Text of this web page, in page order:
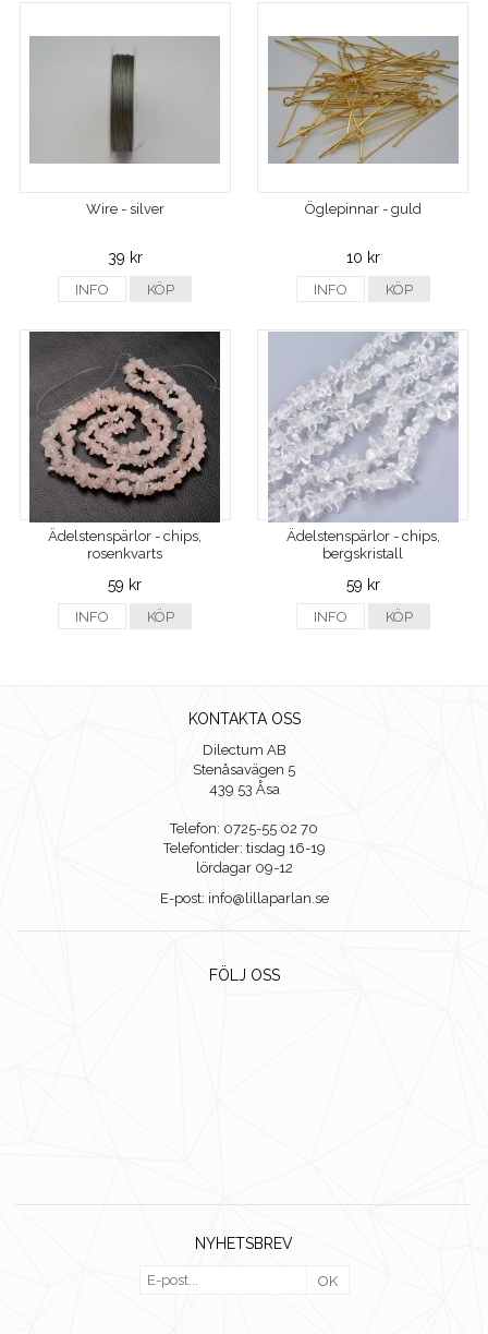
Wire - silver
39 kr
INFO KÖP
Öglepinnar - guld
10 kr
INFO KÖP
Ädelstenspärlor - chips,
rosenkvarts
59 kr
INFO KÖP
Ädelstenspärlor - chips,
bergskristall
59 kr
INFO KÖP
KONTAKTA OSS
Dilectum AB
Stenåsavägen 5
439 53 Åsa
Telefon: 0725-55 02 70
Telefontider: tisdag 16-19
lördagar 09-12
E-post: info@lillaparlan.se
FÖLJ OSS
NYHETSBREV
OK